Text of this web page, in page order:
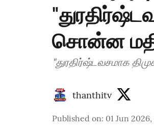
சொன்ன
"துரதிர்ஷ்டவசமாக
thanthitv
Published on: 01 Jun